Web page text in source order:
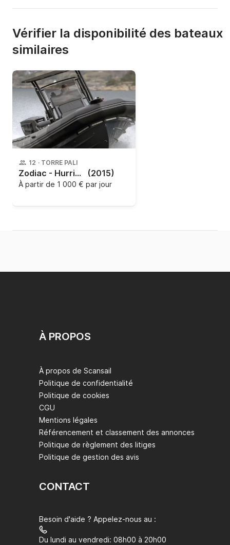
Vérifier la disponibilité des bateaux
similaires
12 · TORRE PALI
Zodiac - Hurricane 8,5 ** ESCURSIONE GIORNALIERA GRECIA ** (2015)
À partir de 1 000 € par jour
À PROPOS
À propos de Scansail
Politique de confidentialité
Politique de cookies
CGU
Mentions légales
Référencement et classement des annonces
Politique de règlement des litiges
Politique de gestion des avis
CONTACT
Besoin d'aide ? Appelez-nous au :
Du lundi au vendredi: 08h00 à 20h00